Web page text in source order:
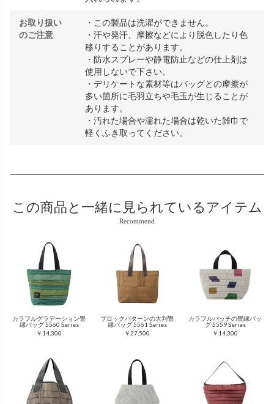
お取り扱い
のご注意
・この製品は洗濯ができません。
・汗や発汗、摩擦などにより脱色したり色
移りすることがあります。
・防水スプレーや静電防止などの仕上剤は
使用しないで下さい。
・デリケートな素材等はバッグとの摩擦が
多い箇所に毛羽立ちや毛玉が生じることが
あります。
・汚れた場合や濡れた場合は乾いた雑巾で
軽くふき取ってください。
この商品と 一緒に見られているアイテム
Recommend
カラフルグラデーション畳
縁バッグ 5560 Series
￥14,300
ブロックパターンの大判畳
縁バッグ 5561 Series
￥27,500
カラフルパッチの畳縁バッ
グ 5559 Series
￥14,300